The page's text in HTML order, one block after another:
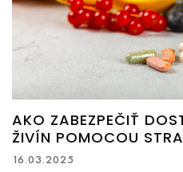
AKO ZABEZPEČIŤ
ŽIVÍN POMOCOU
16.03.2025